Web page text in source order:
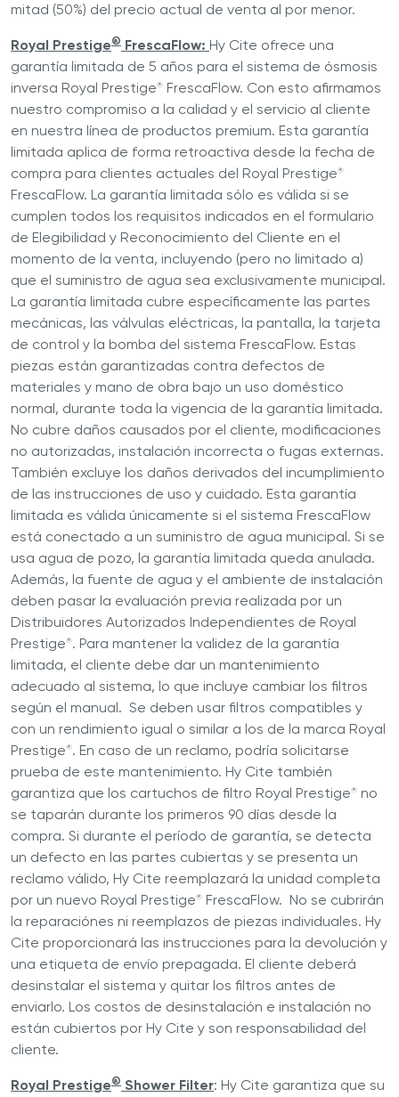
mitad (50%) del precio actual de venta al por menor.
Royal Prestige® FrescaFlow: Hy Cite ofrece una
garantía limitada de 5 años para el sistema de ósmosis
inversa Royal Prestige® FrescaFlow. Con esto afirmamos
nuestro compromiso a la calidad y el servicio al cliente
en nuestra línea de productos premium. Esta garantía
limitada aplica de forma retroactiva desde la fecha de
compra para clientes actuales del Royal Prestige®
FrescaFlow. La garantía limitada sólo es válida si se
cumplen todos los requisitos indicados en el formulario
de Elegibilidad y Reconocimiento del Cliente en el
momento de la venta, incluyendo (pero no limitado a)
que el suministro de agua sea exclusivamente municipal.
La garantía limitada cubre específicamente las partes
mecánicas, las válvulas eléctricas, la pantalla, la tarjeta
de control y la bomba del sistema FrescaFlow. Estas
piezas están garantizadas contra defectos de
materiales y mano de obra bajo un uso doméstico
normal, durante toda la vigencia de la garantía limitada.
No cubre daños causados por el cliente, modificaciones
no autorizadas, instalación incorrecta o fugas externas.
También excluye los daños derivados del incumplimiento
de las instrucciones de uso y cuidado. Esta garantía
limitada es válida únicamente si el sistema FrescaFlow
está conectado a un suministro de agua municipal. Si se
usa agua de pozo, la garantía limitada queda anulada.
Además, la fuente de agua y el ambiente de instalación
deben pasar la evaluación previa realizada por un
Distribuidores Autorizados Independientes de Royal
Prestige®. Para mantener la validez de la garantía
limitada, el cliente debe dar un mantenimiento
adecuado al sistema, lo que incluye cambiar los filtros
según el manual. Se deben usar filtros compatibles y
con un rendimiento igual o similar a los de la marca Royal
Prestige®. En caso de un reclamo, podría solicitarse
prueba de este mantenimiento. Hy Cite también
garantiza que los cartuchos de filtro Royal Prestige® no
se taparán durante los primeros 90 días desde la
compra. Si durante el período de garantía, se detecta
un defecto en las partes cubiertas y se presenta un
reclamo válido, Hy Cite reemplazará la unidad completa
por un nuevo Royal Prestige® FrescaFlow. No se cubrirán
la reparaciónes ni reemplazos de piezas individuales. Hy
Cite proporcionará las instrucciones para la devolución y
una etiqueta de envío prepagada. El cliente deberá
desinstalar el sistema y quitar los filtros antes de
enviarlo. Los costos de desinstalación e instalación no
están cubiertos por Hy Cite y son responsabilidad del
cliente.
Royal Prestige® Shower Filter: Hy Cite garantiza que su